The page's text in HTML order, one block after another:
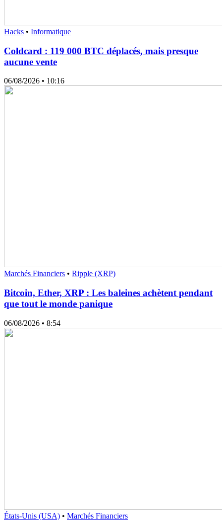
Hacks • Informatique
Coldcard : 119 000 BTC déplacés, mais presque
aucune vente
06/08/2026 • 10:16
Marchés Financiers • Ripple (XRP)
Bitcoin, Ether, XRP : Les baleines achètent pendant
que tout le monde panique
06/08/2026 • 8:54
États-Unis (USA) • Marchés Financiers